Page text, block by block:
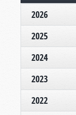
2026
2025
2024
2023
2022